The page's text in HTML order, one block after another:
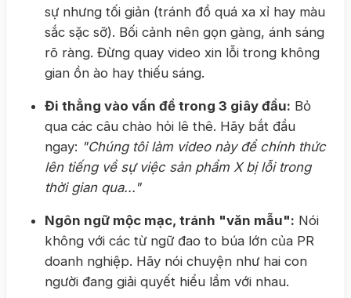
sự nhưng tối giản (tránh đồ quá xa xỉ hay màu
sắc sặc sỡ). Bối cảnh nên gọn gàng, ánh sáng
rõ ràng. Đừng quay video xin lỗi trong không
gian ồn ào hay thiếu sáng.
Đi thẳng vào vấn đề trong 3 giây đầu: Bỏ
qua các câu chào hỏi lê thê. Hãy bắt đầu
ngay: "Chúng tôi làm video này để chính thức
lên tiếng về sự việc sản phẩm X bị lỗi trong
thời gian qua..."
Ngôn ngữ mộc mạc, tránh "văn mẫu": Nói
không với các từ ngữ đao to búa lớn của PR
doanh nghiệp. Hãy nói chuyện như hai con
người đang giải quyết hiểu lầm với nhau.